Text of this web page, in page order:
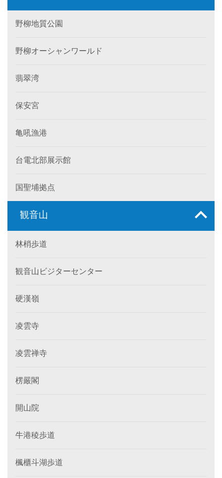
野柳地質公園
野柳オーシャンワールド
翡翠湾
保安宮
亀吼漁港
台電北部展示館
国聖埔拠点
観音山
林梢歩道
観音山ビジターセンター
硬漢嶺
凌雲寺
凌雲禅寺
楞嚴閣
開山院
牛港稜歩道
楓櫃斗湖歩道